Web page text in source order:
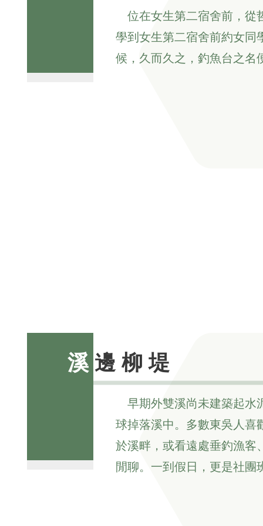
位在女生第二宿舍前，從
學到女生第二宿舍前約女同
候，久而久之，釣魚台之名
溪邊柳堤
早期外雙溪尚未建築起水
球掉落溪中。多數東吳人喜
於溪畔，或看遠處垂釣漁客
閒聊。一到假日，更是社團